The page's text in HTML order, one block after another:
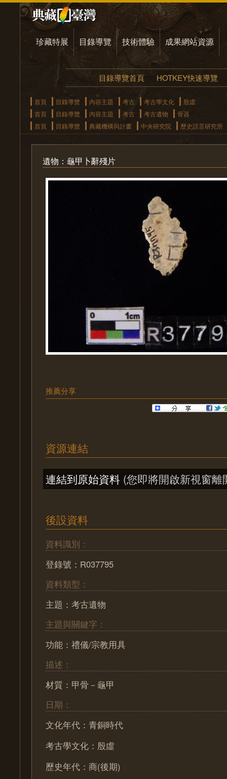
珍藏特展 目錄導覽 技術體驗 成果網站資源
目錄導覽首頁 HOTKEY快速導覽
首頁 目錄導覽 內容主題 考古 考古學文化
殷虛
首頁
目錄導覽 內容主題 考古 考古遺物
骨器
首頁
目錄導覽 典藏機構與計畫 中央研究院 歷史語言研究所
遺物：龜甲卜辭殘片
推薦分享
資源連結
連結到原始資料 (您即將開啟新視窗離
後設資料
資料識別：
登錄號：R037795
資料類型：
主題：考古遺物
主題與關鍵字：
功能：禮儀/宗教用具
描述：
材質：甲骨－龜甲
日期：
文化年代：青銅時代
考古學文化：殷虛
歷史年代：商(後期)